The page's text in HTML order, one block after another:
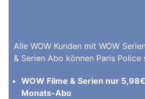
Alle WOW Kunden mit WOW Serien
& Serien Abo können Paris Police
WOW Filme & Serien nur
Monats-Abo